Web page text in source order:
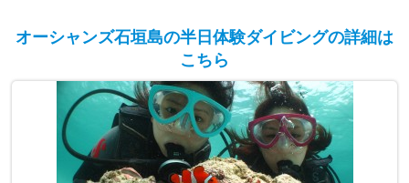
オーシャンズ石垣島の半日体験ダイビングの詳細は
こちら